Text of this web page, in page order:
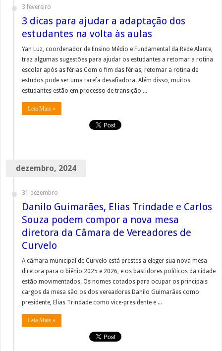
3 fevereiro
3 dicas para ajudar a adaptação dos
estudantes na volta às aulas
Yan Luz, coordenador de Ensino Médio e Fundamental da Rede Alante,
traz algumas sugestões para ajudar os estudantes a retomar a rotina
escolar após as férias Com o fim das férias, retomar a rotina de
estudos pode ser uma tarefa desafiadora. Além disso, muitos
estudantes estão em processo de transição ...
Leia Mais »
dezembro, 2024
31 dezembro
Danilo Guimarães, Elias Trindade e Carlos
Souza podem compor a nova mesa
diretora da Câmara de Vereadores de
Curvelo
A câmara municipal de Curvelo está prestes a eleger sua nova mesa
diretora para o biênio 2025 e 2026, e os bastidores políticos da cidade
estão movimentados. Os nomes cotados para ocupar os principais
cargos da mesa são os dos vereadores Danilo Guimarães como
presidente, Elias Trindade como vice-presidente e ...
Leia Mais »